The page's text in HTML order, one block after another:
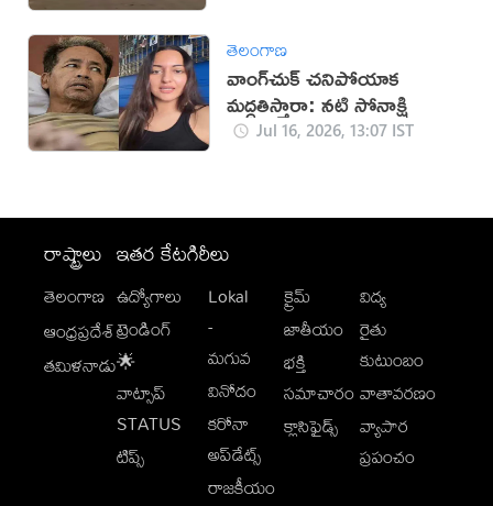
తెలంగాణ
వాంగ్‌చుక్ చనిపోయాక
మద్దతిస్తారా: నటి సోనాక్షి
Jul 16, 2026, 13:07 IST
రాష్ట్రాలు
తెలంగాణ
ఆంధ్రప్రదేశ్
తమిళనాడు
ఇతర కేటగిరీలు
ఉద్యోగాలు
ట్రెండింగ్
🌟
వాట్సాప్
STATUS
టిప్స్
Lokal
-
మగువ
వినోదం
కరోనా
అప్‌డేట్స్
రాజకీయం
క్రైమ్
జాతీయం
భక్తి
సమాచారం
క్లాసిఫైడ్స్
విద్య
రైతు
కుటుంబం
వాతావరణం
వ్యాపార
ప్రపంచం